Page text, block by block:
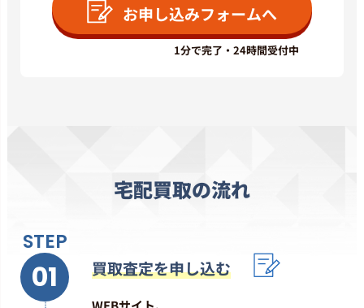
1,800円
坂本龍一 「戦場のメリークリスマ
ス オリジナルサウンドトラック」
お申し込みフォームへ
1分で完了・24時間受付中
宅配買取の流れ
STEP
01 買取査定を申し込む